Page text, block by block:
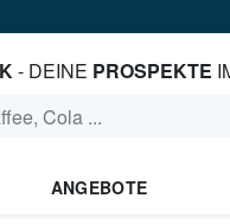
- DEINE PROSPEKTE
ANGEBOTE